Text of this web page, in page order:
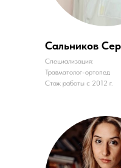
Сальников
Специализация:
Травматолог-ортопед
Стаж работы с 2012 г.